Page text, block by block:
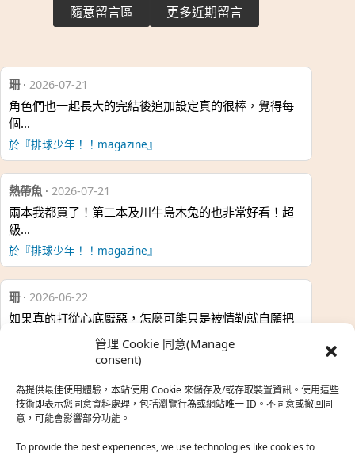
管理 Cookie 同意(Manage
consent)
為提供最佳使用體驗，本站使用 Cookie 來儲存及/或存取裝置資訊。使用這些
技術即表示您同意資料處理，包括瀏覽行為或網站唯一 ID。不同意或撤回同
意，可能會影響部分功能。
To provide the best experiences, we use technologies like cookies to
隨意留言區 更多近期留言
珊· 2026-07-21
角色們也一起長大的完結後追加設定真的很棒，覺得每
個…
於『排球少年！！magazine』
熱帶魚 · 2026-07-21
兩本我都買了！第二本及川牛島木兔的也非常好看！超
級…
於『排球少年！！magazine』
珊· 2026-06-22
如果真的打從心底厭惡，怎麼可能只是被情勒就自願把
熱帶魚·2026-06-22
之前看到網路上有人說灰二自私情勒大家陪他圓夢，但
真…